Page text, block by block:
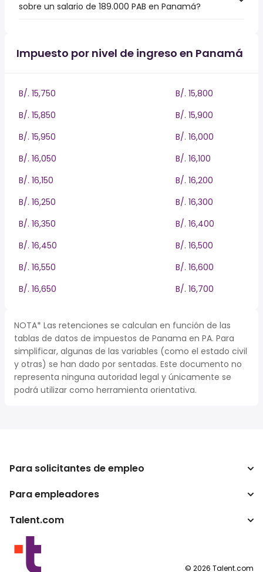
sobre un salario de 189.000 PAB en Panamá?
Impuesto por nivel de ingreso en Panamá
B/. 15,750
B/. 15,800
B/. 15,850
B/. 15,900
B/. 15,950
B/. 16,000
B/. 16,050
B/. 16,100
B/. 16,150
B/. 16,200
B/. 16,250
B/. 16,300
B/. 16,350
B/. 16,400
B/. 16,450
B/. 16,500
B/. 16,550
B/. 16,600
B/. 16,650
B/. 16,700
NOTA* Las retenciones se calculan en función de las
tablas de datos de impuestos de Panama en PA. Para
simplificar, algunas de las variables (como el estado civil
y otras) se han dado por sentadas. Este documento no
representa ninguna autoridad legal y únicamente se
podrá utilizar como herramienta orientativa.
Para solicitantes de empleo
Buscador de trabajo
Para empleadores
Empresa
Programas para publishers
Talent.com
Otros países
Condiciones de uso
© 2026 Talent.com